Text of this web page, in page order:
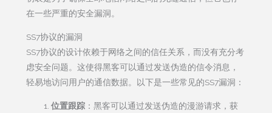
在一些严重的安全漏洞。
SS7协议的漏洞
SS7协议的设计依赖于网络之间的信任关系，而没有充分考
虑安全问题。这使得黑客可以通过发送伪造的信令消息，
轻易地访问用户的通信数据。以下是一些常见的SS7漏洞：
位置跟踪：黑客可以通过发送伪造的漫游请求，获